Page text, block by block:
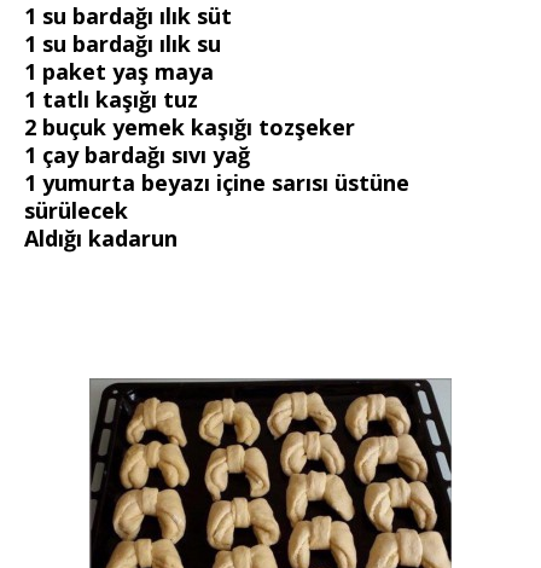
1 su bardağı ılık süt
1 su bardağı ılık su
1 paket yaş maya
1 tatlı kaşığı tuz
2 buçuk yemek kaşığı tozşeker
1 çay bardağı sıvı yağ
1 yumurta beyazı içine sarısı üstüne
sürülecek
Aldığı kadarun